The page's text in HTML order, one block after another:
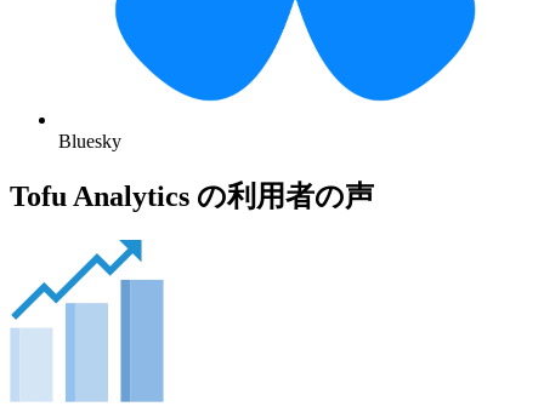
Bluesky
Tofu Analytics の利用者の声